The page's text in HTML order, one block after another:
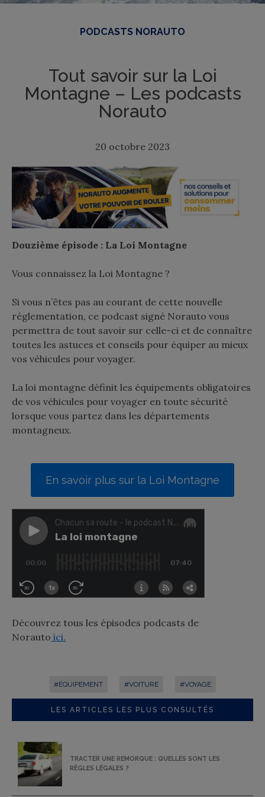
PODCASTS NORAUTO
Tout savoir sur la Loi
Montagne – Les podcasts
Norauto
20 octobre 2023
Douzième épisode : La Loi Montagne
Vous connaissez la Loi Montagne ?
Si vous n’êtes pas au courant de cette nouvelle
réglementation, ce podcast signé Norauto vous
permettra de tout savoir sur celle-ci et de connaître
toutes les astuces et conseils pour équiper au mieux
vos véhicules pour voyager.
La loi montagne définit les équipements obligatoires
de vos véhicules pour voyager en toute sécurité
lorsque vous partez dans les départements
montagneux.
En savoir plus sur la Loi Montagne
Découvrez tous les épisodes podcasts de
Norauto ici.
#ÉQUIPEMENT #VOITURE #VOYAGE
LES ARTICLES LES PLUS CONSULTÉS
TRACTER UNE REMORQUE : QUELLES SONT LES
RÈGLES LÉGALES ?